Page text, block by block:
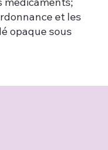
et les
opaque sous